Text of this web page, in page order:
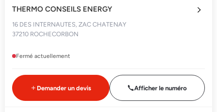
THERMO CONSEILS ENERGY
16 DES INTERNAUTES, ZAC CHATENAY
37210 ROCHECORBON
Fermé actuellement
Demander un devis Afficher le numéro